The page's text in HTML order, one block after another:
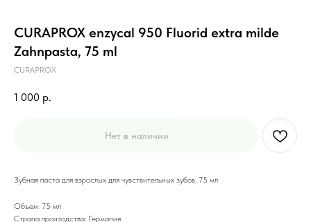
CURAPROX enzycal 950 Fluorid extra milde
Zahnpasta, 75 ml
CURAPROX
1 000 р.
Нет в наличии
Зубная паста для взрослых для чувствительных зубов, 75 мл
Объем: 75 мл
Страна произодства: Германия